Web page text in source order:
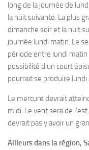
long de la journée de
la nuit suivante. La plus
dimanche soir et la nuit
journée lundi matin. Le
période entre lundi
possibilité d’un court
pourrait se produire
Le mercure devrait
midi. Le vent sera de
devrait pas y avoir un
Ailleurs dans la région,